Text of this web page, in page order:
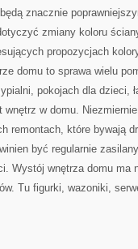
znacznie
zmiany koloru
propozycjach
domu to sprawa wielu
pokojach dla dzieci,
w domu.
remontach, które bywają
być regularnie
Wystój wnętrza domu ma
Tu figurki, wazoniki,